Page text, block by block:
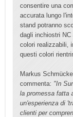
consentire una
accurata lungo
stand potranno
dagli inchiostri
colori realizzabili,
questi colori
Markus
commenta: "In
la promessa fatta
un'esperienza di
clienti per